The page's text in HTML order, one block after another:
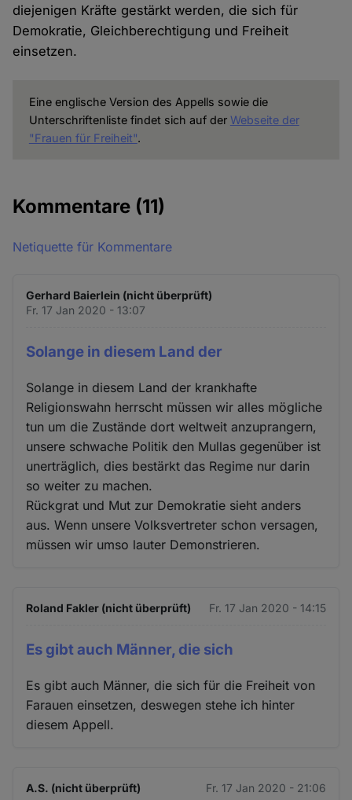
diejenigen Kräfte gestärkt werden, die sich für
Demokratie, Gleichberechtigung und Freiheit
einsetzen.
Eine englische Version des Appells sowie die
Unterschriftenliste findet sich auf der Webseite der
"Frauen für Freiheit".
Kommentare (11)
Netiquette für Kommentare
Gerhard Baierlein (nicht überprüft)
Fr. 17 Jan 2020 - 13:07
Solange in diesem Land der
Solange in diesem Land der krankhafte
Religionswahn herrscht müssen wir alles mögliche
tun um die Zustände dort weltweit anzuprangern,
unsere schwache Politik den Mullas gegenüber ist
unerträglich, dies bestärkt das Regime nur darin
so weiter zu machen.
Rückgrat und Mut zur Demokratie sieht anders
aus. Wenn unsere Volksvertreter schon versagen,
müssen wir umso lauter Demonstrieren.
Roland Fakler (nicht überprüft) Fr. 17 Jan 2020 - 14:15
Es gibt auch Männer, die sich
Es gibt auch Männer, die sich für die Freiheit von
Farauen einsetzen, deswegen stehe ich hinter
diesem Appell.
A.S. (nicht überprüft) Fr. 17 Jan 2020 - 21:06